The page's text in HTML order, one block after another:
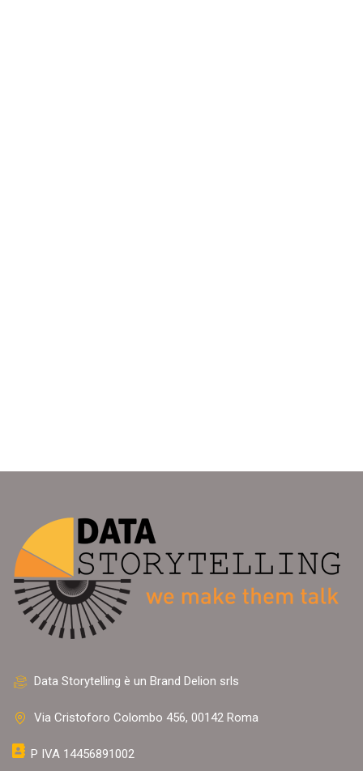
Data Storytelling è un Brand Delion srls
Via Cristoforo Colombo 456, 00142 Roma
P IVA 14456891002